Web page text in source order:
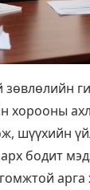
хорооны
шүүхийн
бодит
арга